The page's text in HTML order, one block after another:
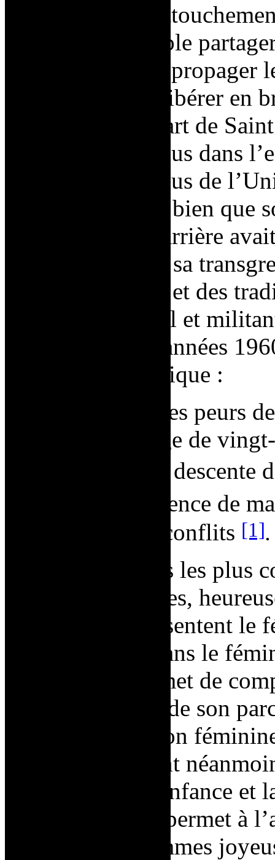
harcèlement,
mouvement semble
Phalle de voir se
les femmes à se libérer en
grande part de l’art de
traumatismes vécus dans
installée au campus de
exemple, montre bien que
Le début de sa carrière
qui, par sa
monde artistique et des
féminisme radical et
célèbre dans les années
Saint Phalle explique :
es peurs
rattrapée et à l’âge de
la
effrayante expérience de
d’innombrables conflits [1].
Or, ses sculptures les plus
danseuses colorées,
athlétiques représentent le
et la confiance dans le
Saint Phalle permet de
thèmes cruciaux de son
et la libération
bien distincts sont
traumatismes d’enfance
, qui permet à
sculptures de femmes